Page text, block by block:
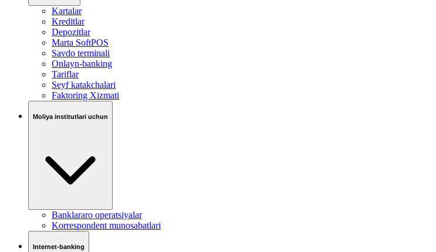
Kartalar
Kreditlar
Depozitlar
Marta SoftPOS
Savdo terminali
Onlayn-banking
Tariflar
Seyf katakchalari
Faktoring Xizmati
Moliya institutlari uchun
Banklararo operatsiyalar
Korrespondent munosabatlari
Internet-banking